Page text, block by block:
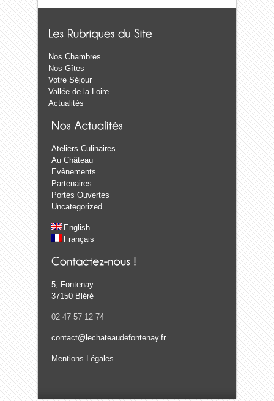
Nos Chambres
Nos Gîtes
Votre Séjour
Vallée de la Loire
Actualités
Ateliers Culinaires
Au Château
Evènements
Partenaires
Portes Ouvertes
Uncategorized
English
Français
5, Fontenay
37150 Bléré
02 47 57 12 74
contact@lechateaudefontenay.fr
Mentions Légales